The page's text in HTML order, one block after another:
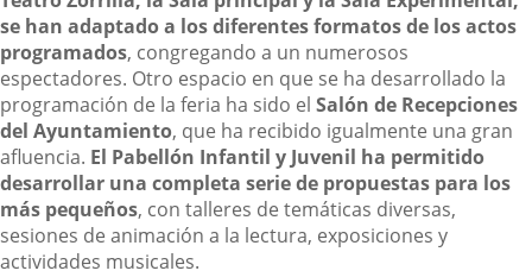
se han adaptado a los diferentes formatos de los actos
programados, congregando a un numerosos
espectadores. Otro espacio en que se ha desarrollado la
programación de la feria ha sido el Salón de Recepciones
del Ayuntamiento, que ha recibido igualmente una gran
afluencia. El Pabellón Infantil y Juvenil ha permitido
desarrollar una completa serie de propuestas para los
más pequeños, con talleres de temáticas diversas,
sesiones de animación a la lectura, exposiciones y
actividades musicales.